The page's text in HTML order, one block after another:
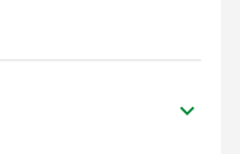
keyboard_arrow_down